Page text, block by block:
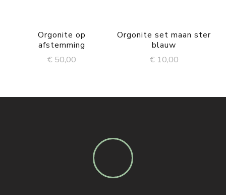
Orgonite op
afstemming
€ 50,00
Orgonite set maan ster
blauw
€ 10,00